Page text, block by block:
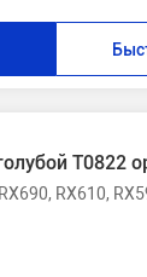
T0822
RX610,